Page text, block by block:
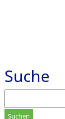
Suche
nach: